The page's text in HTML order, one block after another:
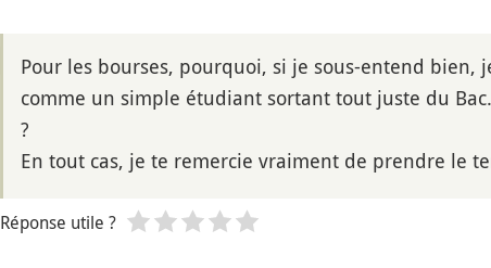
Pour les bourses, pourquoi, si je sous-entend bien,
comme un simple étudiant sortant tout juste du
?
En tout cas, je te remercie vraiment de prendre le
Réponse utile ?